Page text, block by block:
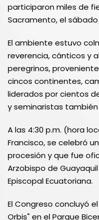
participaron miles de
Sacramento, el
El ambiente estuvo
reverencia, cánticos y
peregrinos,
cincos continentes,
liderados por cientos
y seminaristas
A las 4:30 p.m. (hora
Francisco, se celebró
procesión y que fue
Arzobispo de
Episcopal Ecuatoriana.
El Congreso concluyó
Orbis" en el Parque